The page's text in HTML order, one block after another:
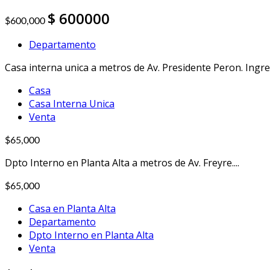
$600,000 600000
Departamento
Casa interna unica a metros de Av. Presidente Peron.
Casa
Casa Interna Unica
Venta
$65,000
Dpto Interno en Planta Alta a metros de Av. Freyre....
$65,000
Casa en Planta Alta
Departamento
Dpto Interno en Planta Alta
Venta